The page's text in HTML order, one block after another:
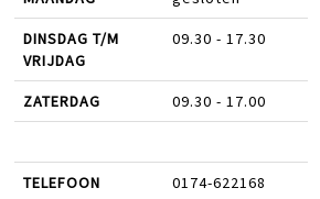
DINSDAG T/M
VRIJDAG
09.30 - 17.30
ZATERDAG 09.30 - 17.00
TELEFOON 0174-622168